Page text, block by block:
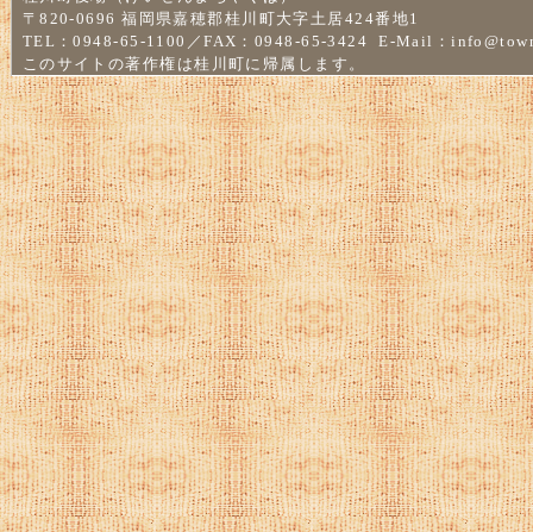
〒820-0696 福岡県嘉穂郡桂川町大字土居424番地1
TEL：0948-65-1100／FAX：0948-65-3424 E-Mail：
このサイトの著作権は桂川町に帰属します。